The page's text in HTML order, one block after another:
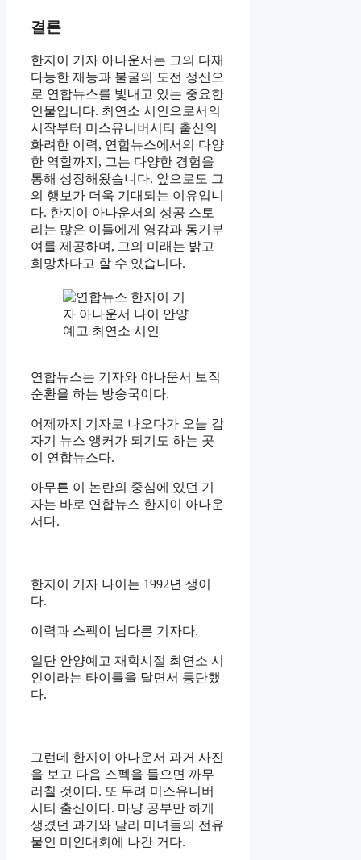
결론
한지이 기자 아나운서는 그의 다재
다능한 재능과 불굴의 도전 정신으
로 연합뉴스를 빛내고 있는 중요한
인물입니다. 최연소 시인으로서의
시작부터 미스유니버시티 출신의
화려한 이력, 연합뉴스에서의 다양
한 역할까지, 그는 다양한 경험을
통해 성장해왔습니다. 앞으로도 그
의 행보가 더욱 기대되는 이유입니
다. 한지이 아나운서의 성공 스토
리는 많은 이들에게 영감과 동기부
여를 제공하며, 그의 미래는 밝고
희망차다고 할 수 있습니다.
연합뉴스는 기자와 아나운서 보직
순환을 하는 방송국이다.
어제까지 기자로 나오다가 오늘 갑
자기 뉴스 앵커가 되기도 하는 곳
이 연합뉴스다.
아무튼 이 논란의 중심에 있던 기
자는 바로 연합뉴스 한지이 아나운
서다.
한지이 기자 나이는 1992년 생이
다.
이력과 스펙이 남다른 기자다.
일단 안양예고 재학시절 최연소 시
인이라는 타이틀을 달면서 등단했
다.
그런데 한지이 아나운서 과거 사진
을 보고 다음 스펙을 들으면 까무
러칠 것이다. 또 무려 미스유니버
시티 출신이다. 마냥 공부만 하게
생겼던 과거와 달리 미녀들의 전유
물인 미인대회에 나간 거다.